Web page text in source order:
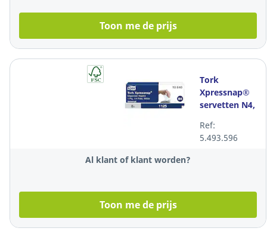
Toon me de prijs
Tork
Xpressnap®
servetten N4,
x 33 cm, pak
van 1125
Ref:
5.493.596
Al klant of klant worden?
Toon me de prijs